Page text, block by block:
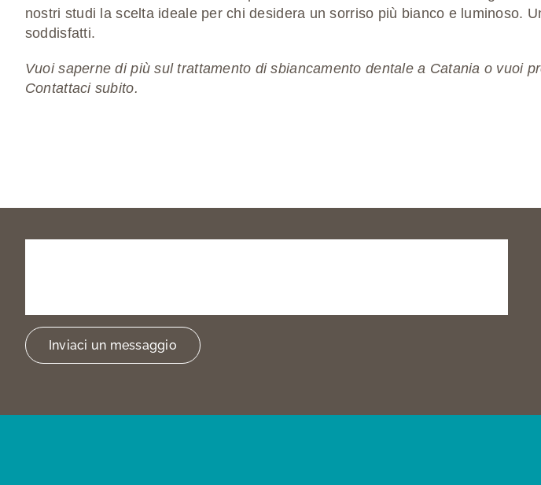
nostri studi la scelta ideale per chi desidera un sorriso più bianco e luminoso.
soddisfatti.
Vuoi saperne di più sul trattamento di sbiancamento dentale a Catania o vuoi
Contattaci subito.
Inviaci un messaggio